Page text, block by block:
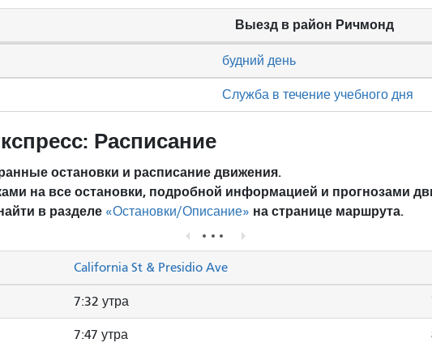
Выезд в район Ричмонд
будний день
Служба в течение учебного дня
Расписание
остановки и расписание движения.
на все остановки, подробной информацией и прогнозами
в разделе «Остановки/Описание» на странице маршрута.
California St & Presidio Ave
7:32 утра
7:47 утра